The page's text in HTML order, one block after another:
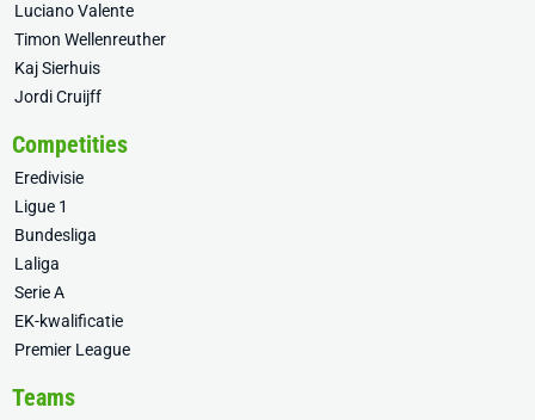
Luciano Valente
Timon Wellenreuther
Kaj Sierhuis
Jordi Cruijff
Competities
Eredivisie
Ligue 1
Bundesliga
Laliga
Serie A
EK-kwalificatie
Premier League
Teams